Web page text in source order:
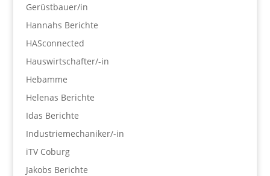
Gerüstbauer/in
Hannahs Berichte
HASconnected
Hauswirtschafter/-in
Hebamme
Helenas Berichte
Idas Berichte
Industriemechaniker/-in
iTV Coburg
Jakobs Berichte